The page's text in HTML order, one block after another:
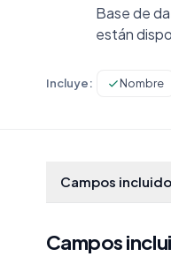
Base de
están
Incluye: Nombre
Campos
Campos